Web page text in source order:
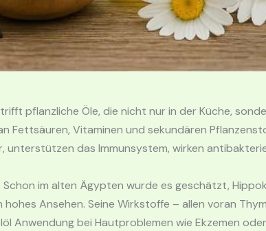
pflanzliche Öle, die nicht nur in der Küche,
Fettsäuren, Vitaminen und sekundären
unterstützen das Immunsystem, wirken
. Schon im alten Ägypten wurde es geschätzt,
Ansehen. Seine Wirkstoffe – allen voran
Anwendung bei Hautproblemen wie Ekzemen